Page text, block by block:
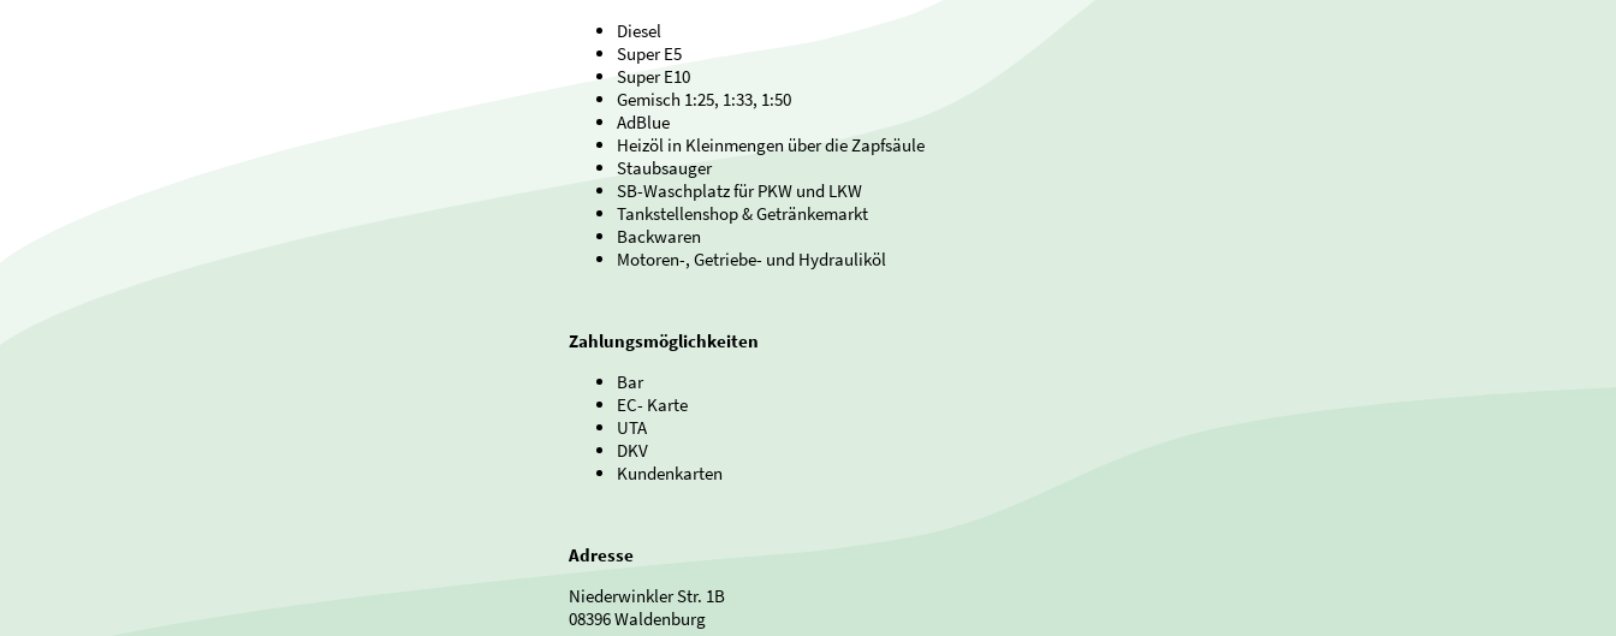
Diesel
Super E5
Super E10
Gemisch 1:25, 1:33, 1:50
AdBlue
Heizöl in Kleinmengen über die Zapfsäule
Staubsauger
SB-Waschplatz für PKW und LKW
Tankstellenshop & Getränkemarkt
Backwaren
Motoren-, Getriebe- und Hydrauliköl
Zahlungsmöglichkeiten
Bar
EC- Karte
UTA
DKV
Kundenkarten
Adresse
Niederwinkler Str. 1B
08396 Waldenburg